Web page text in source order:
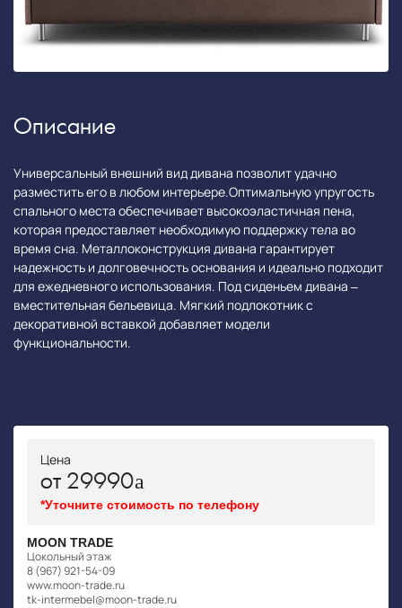
Описание
Универсальный внешний вид дивана позволит удачно
разместить его в любом интерьере.Оптимальную упругость
спального места обеспечивает высокоэластичная пена,
которая предоставляет необходимую поддержку тела во
время сна. Металлоконструкция дивана гарантирует
надежность и долговечность основания и идеально подходит
для ежедневного использования. Под сиденьем дивана –
вместительная бельевица. Мягкий подлокотник с
декоративной вставкой добавляет модели
функциональности.
Цена
от 29990
*Уточните стоимость по телефону
MOON TRADE
Цокольный этаж
8 (967) 921-54-09
www.moon-trade.ru
tk-intermebel@moon-trade.ru